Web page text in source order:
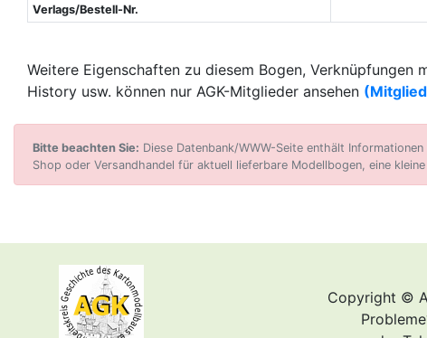
Verlags/Bestell-Nr.
Weitere Eigenschaften zu diesem Bogen,
History usw. können nur AGK-Mitglieder ansehen
Bitte beachten Sie: Diese Datenbank/WWW-Seite enthält
Shop oder Versandhandel für aktuell lieferbare Modellbogen, eine
Copyright ©